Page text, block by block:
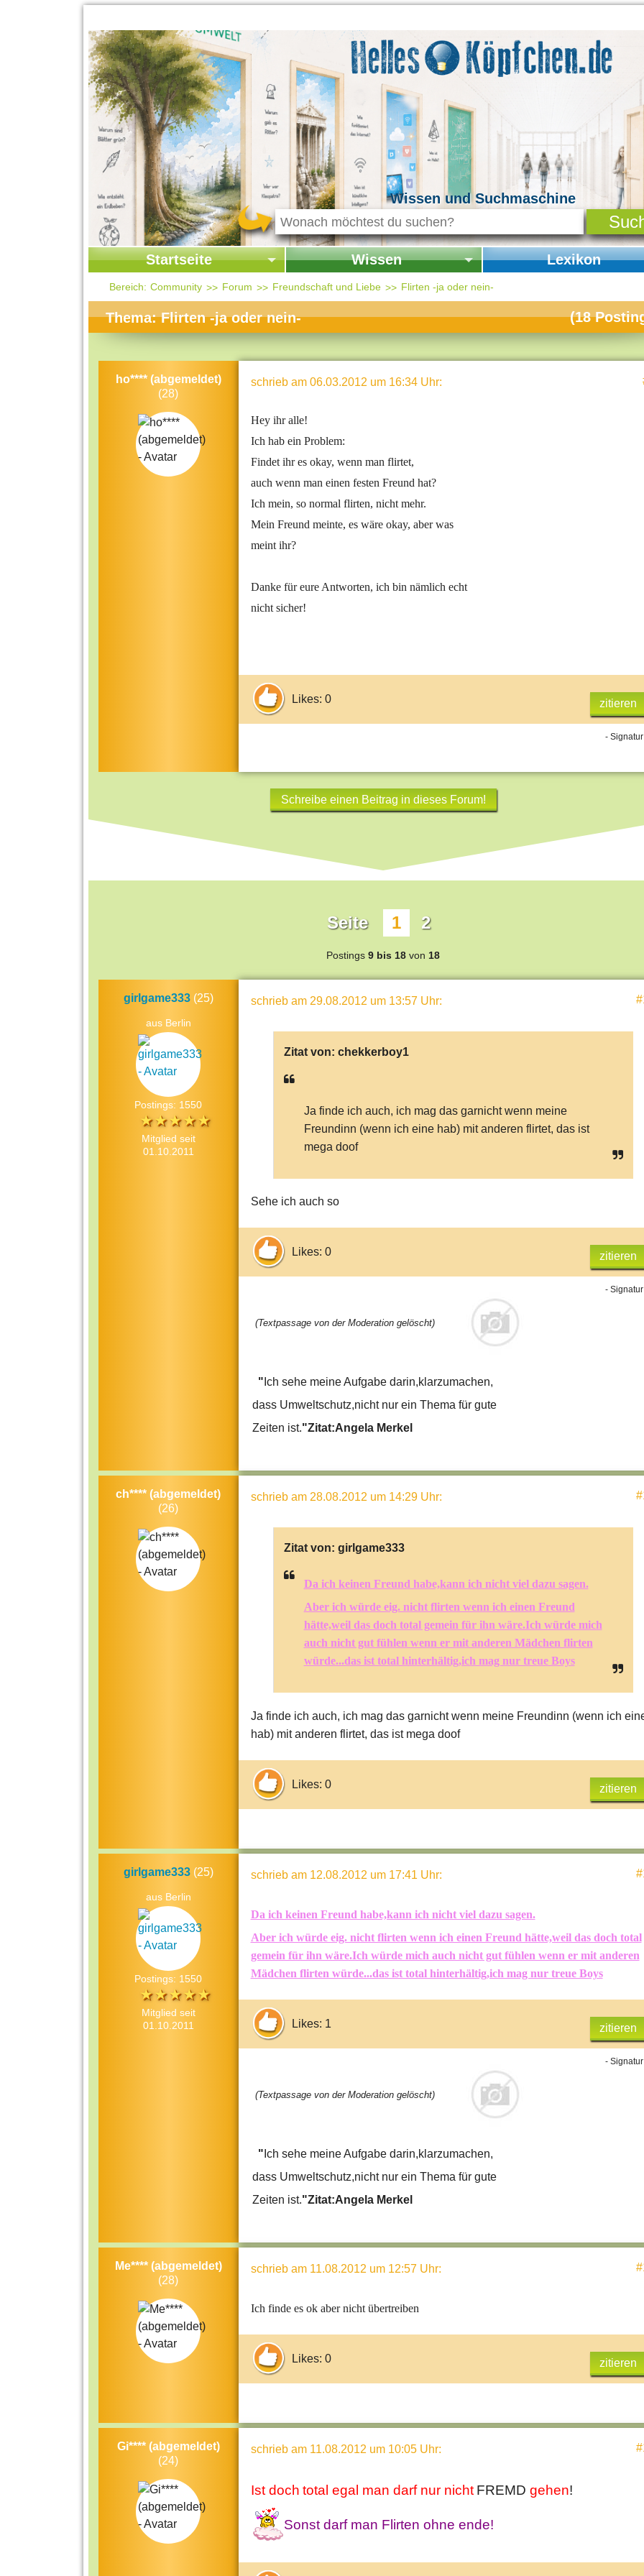
Wissen und Suchmaschine
Startseite
Startseite
Kontakt
Themen-Specials
Häufig gesucht
Beliebte Artikel
Wissen
Startseite Wissen
Kolumne
Mensch & Natur
Gesellschaft & Politik
Universum
Kunst
Technik
Kinderuni
Lexikon
Startseite Lexikon
Bereich: Community Forum Freundschaft und Liebe Flirten -ja oder nein-
Thema: Flirten -ja oder nein- (18
ho**** (abgemeldet)
(28)
schrieb am 06.03.2012 um 16:34 Uhr:
Hey ihr alle!
Ich hab ein Problem:
Findet ihr es okay, wenn man flirtet,
auch wenn man einen festen Freund hat?
Ich mein, so normal flirten, nicht mehr.
Mein Freund meinte, es wäre okay, aber was
meint ihr?
Danke für eure Antworten, ich bin nämlich echt
nicht sicher!
Likes: 0 zitieren
-
Schreibe einen Beitrag in dieses Forum!
Seite 1 2
Postings 9 bis 18 von 18
girlgame333(25)
aus Berlin
Postings: 1550
Mitglied seit
01.10.2011
schrieb am 29.08.2012 um 13:57 Uhr:
Zitat von: chekkerboy1
Ja finde ich auch, ich mag das garnicht wenn meine
Freundinn (wenn ich eine hab) mit anderen flirtet, das ist
mega doof
Sehe ich auch so
Likes: 0 zitieren
-
(Textpassage von der Moderation gelöscht)
" Ich sehe meine Aufgabe darin,klarzumachen,
dass Umweltschutz,nicht nur ein Thema für gute
Zeiten ist."Zitat:Angela Merkel
ch**** (abgemeldet)
(26)
schrieb am 28.08.2012 um 14:29 Uhr:
Zitat von: girlgame333
Da ich keinen Freund habe,kann ich nicht viel dazu sagen.
Aber ich würde eig. nicht flirten wenn ich einen Freund
hätte,weil das doch total gemein für ihn wäre.Ich würde mich
auch nicht gut fühlen wenn er mit anderen Mädchen flirten
würde...das ist total hinterhältig,ich mag nur treue Boys
Ja finde ich auch, ich mag das garnicht wenn meine Freundinn (wenn ich
hab) mit anderen flirtet, das ist mega doof
Likes: 0 zitieren
girlgame333(25)
aus Berlin
Postings: 1550
Mitglied seit
01.10.2011
schrieb am 12.08.2012 um 17:41 Uhr:
Da ich keinen Freund habe,kann ich nicht viel dazu sagen.
Aber ich würde eig. nicht flirten wenn ich einen Freund hätte,weil das doch total
gemein für ihn wäre.Ich würde mich auch nicht gut fühlen wenn er mit anderen
Mädchen flirten würde...das ist total hinterhältig,ich mag nur treue Boys
Likes: 1 zitieren
-
(Textpassage von der Moderation gelöscht)
" Ich sehe meine Aufgabe darin,klarzumachen,
dass Umweltschutz,nicht nur ein Thema für gute
Zeiten ist."Zitat:Angela Merkel
Me**** (abgemeldet)
(28)
schrieb am 11.08.2012 um 12:57 Uhr:
Ich finde es ok aber nicht übertreiben
Likes: 0 zitieren
Gi**** (abgemeldet)
(24)
schrieb am 11.08.2012 um 10:05 Uhr:
Ist doch total egal man darf nur nicht FREMD gehen!
Sonst darf man Flirten ohne ende!